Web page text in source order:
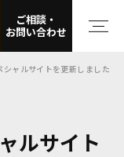
ご相談・
お問い合わせ
シャルサイトを更新しました
ルサイト